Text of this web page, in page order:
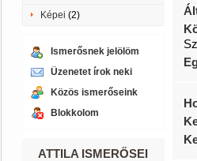
Képei (2)
Ismerősnek jelölöm
Üzenetet írok neki
Közös ismerőseink
Blokkolom
ATTILA ISMERŐSEI